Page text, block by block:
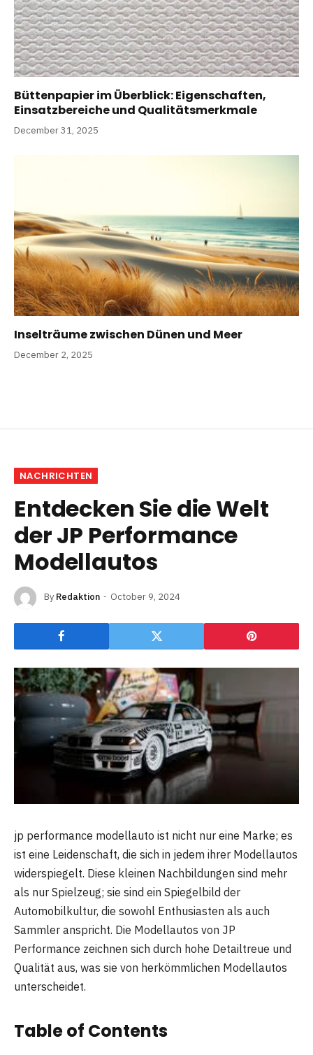
Büttenpapier im Überblick: Eigenschaften,
Einsatzbereiche und Qualitätsmerkmale
December 31, 2025
Inselträume zwischen Dünen und Meer
December 2, 2025
NACHRICHTEN
Entdecken Sie die Welt
der JP Performance
Modellautos
By Redaktion October 9, 2024
jp performance modellauto ist nicht nur eine Marke; es
ist eine Leidenschaft, die sich in jedem ihrer Modellautos
widerspiegelt. Diese kleinen Nachbildungen sind mehr
als nur Spielzeug; sie sind ein Spiegelbild der
Automobilkultur, die sowohl Enthusiasten als auch
Sammler anspricht. Die Modellautos von JP
Performance zeichnen sich durch hohe Detailtreue und
Qualität aus, was sie von herkömmlichen Modellautos
unterscheidet.
Table of Contents